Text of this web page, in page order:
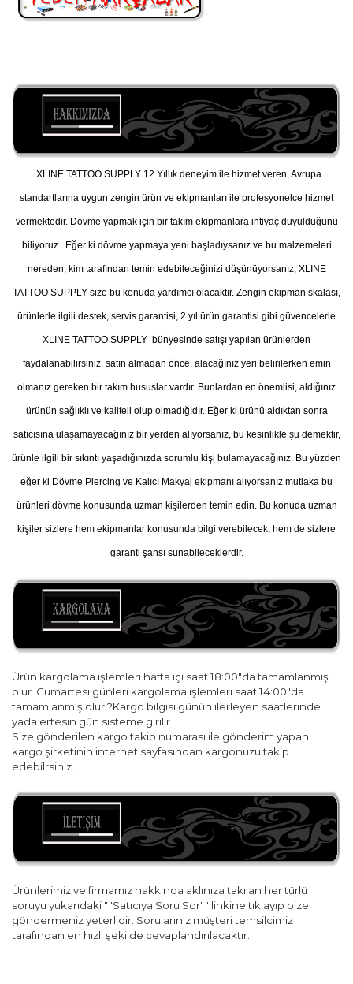
XLINE TATTOO SUPPLY 12 Yıllık deneyim ile hizmet veren, Avrupa
standartlarına uygun zengin ürün ve ekipmanları ile profesyonelce hizmet
vermektedir. Dövme yapmak için bir takım ekipmanlara ihtiyaç duyulduğunu
biliyoruz. Eğer ki dövme yapmaya yeni başladıysanız ve bu malzemeleri
nereden, kim tarafından temin edebileceğinizi düşünüyorsanız, XLINE
TATTOO SUPPLY size bu konuda yardımcı olacaktır. Zengin ekipman skalası,
ürünlerle ilgili destek, servis garantisi, 2 yıl ürün garantisi gibi güvencelerle
XLINE TATTOO SUPPLY bünyesinde satışı yapılan ürünlerden
faydalanabilirsiniz. satın almadan önce, alacağınız yeri belirilerken emin
olmanız gereken bir takım hususlar vardır. Bunlardan en önemlisi, aldığınız
ürünün sağlıklı ve kaliteli olup olmadığıdır. Eğer ki ürünü aldıktan sonra
satıcısına ulaşamayacağınız bir yerden alıyorsanız, bu kesinlikle şu demektir,
ürünle ilgili bir sıkıntı yaşadığınızda sorumlu kişi bulamayacağınız. Bu yüzden
eğer ki Dövme Piercing ve Kalıcı Makyaj ekipmanı alıyorsanız mutlaka bu
ürünleri dövme konusunda uzman kişilerden temin edin. Bu konuda uzman
kişiler sizlere hem ekipmanlar konusunda bilgi verebilecek, hem de sizlere
garanti şansı sunabileceklerdir.
Ürün kargolama işlemleri hafta içi saat 18:00"da tamamlanmış
olur. Cumartesi günleri kargolama işlemleri saat 14:00"da
tamamlanmış olur.?Kargo bilgisi günün ilerleyen saatlerinde
yada ertesin gün sisteme girilir.
Size gönderilen kargo takip numarası ile gönderim yapan
kargo şirketinin internet sayfasından kargonuzu takip
edebilrsiniz.
Ürünlerimiz ve firmamız hakkında aklınıza takılan her türlü
soruyu yukarıdaki ""Satıcıya Soru Sor"" linkine tıklayıp bize
göndermeniz yeterlidir. Sorularınız müşteri temsilcimiz
tarafından en hızlı şekilde cevaplandırılacaktır.